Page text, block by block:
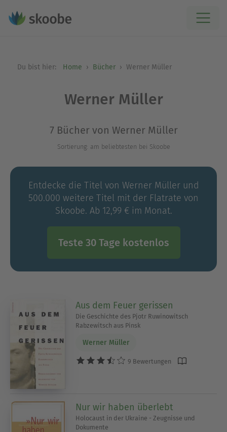
Du bist hier: Home Bücher Werner Müller
Werner Müller
7 Bücher von Werner Müller
Sortierung: am beliebtesten bei Skoobe
Entdecke die Titel von Werner Müller und
500.000 weitere Titel mit der Flatrate von
Skoobe. Ab 12,99 € im Monat.
Teste 30 Tage kostenlos
Aus dem Feuer gerissen
Die Geschichte des Pjotr Ruwinowitsch
Rabzewitsch aus Pinsk
Werner Müller
9 Bewertungen
Nur wir haben überlebt
Holocaust in der Ukraine - Zeugnisse und
Dokumente